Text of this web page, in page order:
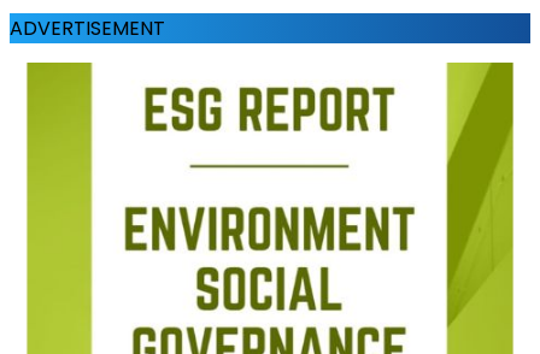
ADVERTISEMENT